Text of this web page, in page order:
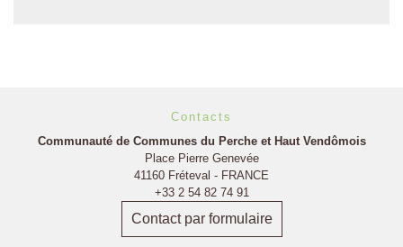
Contacts
Communauté de Communes du Perche et Haut Vendômois
Place Pierre Genevée
41160 Fréteval - FRANCE
+33 2 54 82 74 91
Contact par formulaire